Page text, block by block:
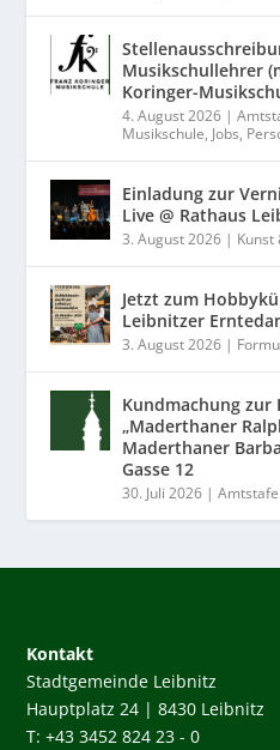
Musikschullehrer
Koringer-
4. August 2026 |
Musikschule, Jobs,
Einladung zur
Live @ Rathaus
3. August 2026 | Kunst
Jetzt zum
Leibnitzer
3. August 2026 |
Kundmachung zur
„Maderthaner
Maderthaner
Gasse 12
30. Juli 2026 |Amtstafel
Kontakt
Stadtgemeinde Leibnitz
Hauptplatz 24 | 8430 Leibnitz
T: +43 3452 824 23 - 0